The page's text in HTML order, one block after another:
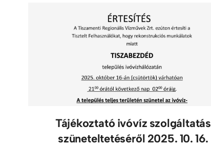
Tájékoztató ivóvíz szolgáltatás
szüneteltetéséről 2025. 10. 16.